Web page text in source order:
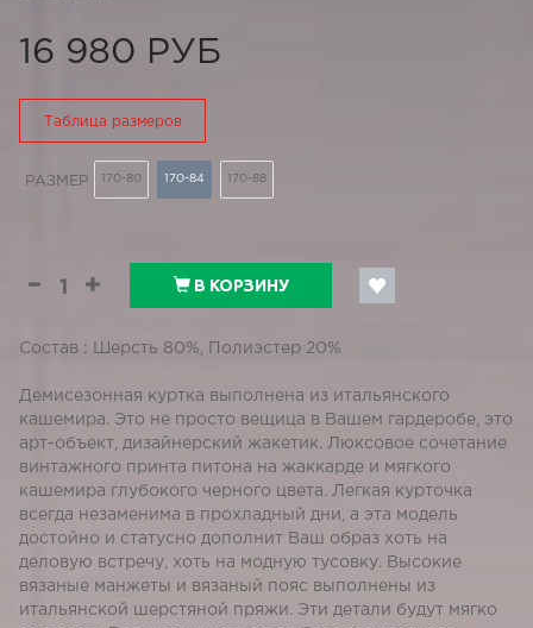
16 980 РУБ
Таблица размеров
РАЗМЕР 170-80 170-84 170-88
В КОРЗИНУ
Состав : Шерсть 80%, Полиэстер 20%
Демисезонная куртка выполнена из итальянского
кашемира. Это не просто вещица в Вашем гардеробе, это
арт-объект, дизайнерский жакетик. Люксовое сочетание
винтажного принта питона на жаккарде и мягкого
кашемира глубокого черного цвета. Легкая курточка
всегда незаменима в прохладный дни, а эта модель
достойно и статусно дополнит Ваш образ хоть на
деловую встречу, хоть на модную тусовку. Высокие
вязаные манжеты и вязаный пояс выполнены из
итальянской шерстяной пряжи. Эти детали будут мягко